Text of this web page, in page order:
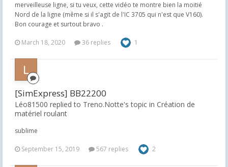
merveilleuse ligne, si tu veux, cette vidéo te montre bien la moitié
Nord de la ligne (même si il s'agit de l'IC 3705 qui n'est que V160).
Bon courage et surtout bravo .
March 18, 2020 36 replies 1
[SimExpress] BB22200
Léo81500 replied to Treno.Notte's topic in Création de
matériel roulant
sublime
September 15, 2019 567 replies 2